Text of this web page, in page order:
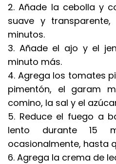
2. Añade la cebolla y
suave y
minutos.
3. Añade el ajo y el
minuto más.
4. Agrega los tomates
pimentón, el garam
comino, la sal y el
5. Reduce el fuego a
lento durante 15
ocasionalmente, hasta
6. Agrega la crema de